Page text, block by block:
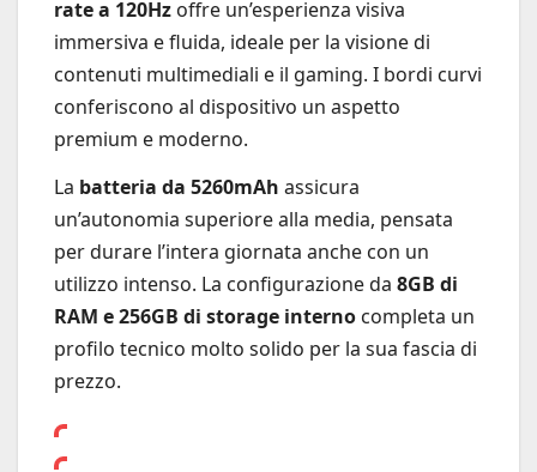
rate a 120Hz offre un’esperienza visiva
immersiva e fluida, ideale per la visione di
contenuti multimediali e il gaming. I bordi curvi
conferiscono al dispositivo un aspetto
premium e moderno.
La batteria da 5260mAh assicura
un’autonomia superiore alla media, pensata
per durare l’intera giornata anche con un
utilizzo intenso. La configurazione da 8GB di
RAM e 256GB di storage interno completa un
profilo tecnico molto solido per la sua fascia di
prezzo.